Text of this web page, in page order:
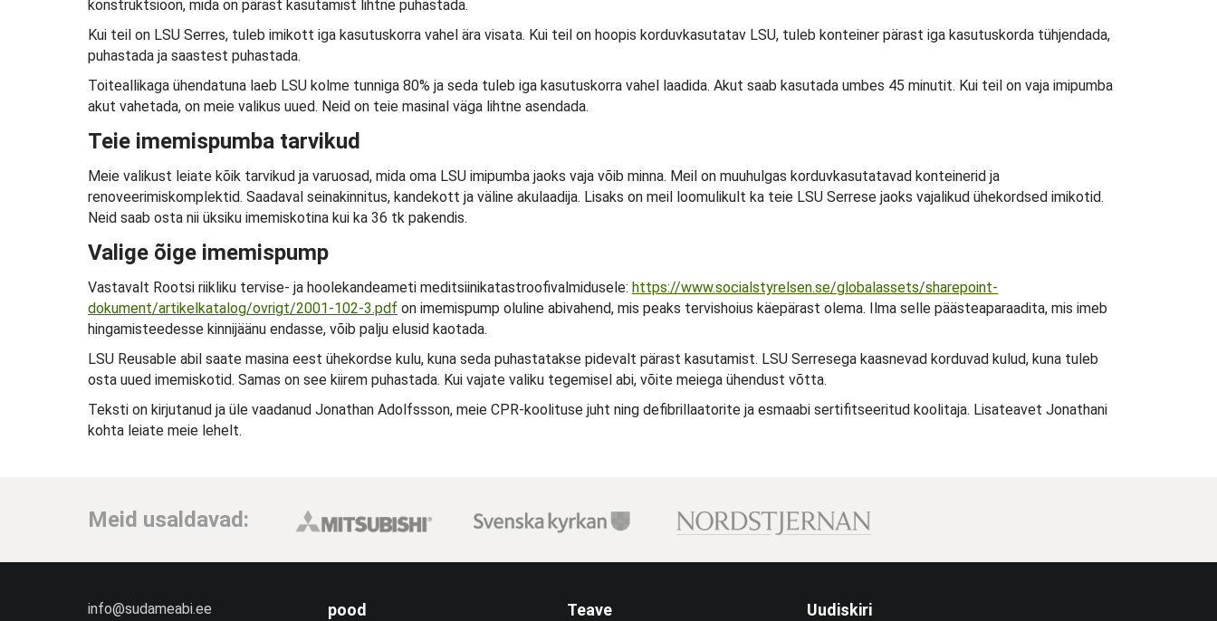
konstruktsioon, mida on pärast kasutamist lihtne puhastada.
Kui teil on LSU Serres, tuleb imikott iga kasutuskorra vahel ära visata. Kui teil on hoopis korduvkasutatav LSU, tuleb konteiner pärast iga kasutuskorda tühjendada,
puhastada ja saastest puhastada.
Toiteallikaga ühendatuna laeb LSU kolme tunniga 80% ja seda tuleb iga kasutuskorra vahel laadida. Akut saab kasutada umbes 45 minutit. Kui teil on vaja imipumba
akut vahetada, on meie valikus uued. Neid on teie masinal väga lihtne asendada.
Teie imemispumba tarvikud
Meie valikust leiate kõik tarvikud ja varuosad, mida oma LSU imipumba jaoks vaja võib minna. Meil on muuhulgas korduvkasutatavad konteinerid ja
renoveerimiskomplektid. Saadaval seinakinnitus, kandekott ja väline akulaadija. Lisaks on meil loomulikult ka teie LSU Serrese jaoks vajalikud ühekordsed imikotid.
Neid saab osta nii üksiku imemiskotina kui ka 36 tk pakendis.
Valige õige imemispump
Vastavalt Rootsi riikliku tervise- ja hoolekandeameti meditsiinikatastroofivalmidusele: https://www.socialstyrelsen.se/globalassets/sharepoint-
dokument/artikelkatalog/ovrigt/2001-102-3.pdf on imemispump oluline abivahend, mis peaks tervishoius käepärast olema. Ilma selle päästeaparaadita, mis imeb
hingamisteedesse kinnijäänu endasse, võib palju elusid kaotada.
LSU Reusable abil saate masina eest ühekordse kulu, kuna seda puhastatakse pidevalt pärast kasutamist. LSU Serresega kaasnevad korduvad kulud, kuna tuleb
osta uued imemiskotid. Samas on see kiirem puhastada. Kui vajate valiku tegemisel abi, võite meiega ühendust võtta.
Teksti on kirjutanud ja üle vaadanud Jonathan Adolfssson, meie CPR-koolituse juht ning defibrillaatorite ja esmaabi sertifitseeritud koolitaja. Lisateavet Jonathani
kohta leiate meie lehelt.
Meid usaldavad:
info@sudameabi.ee pood Teave Uudiskiri